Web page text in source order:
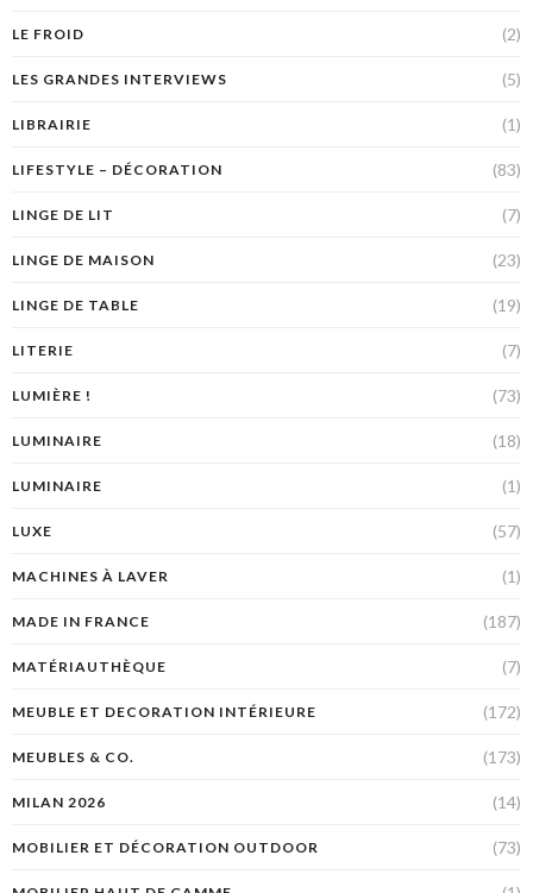
LE FROID (2)
LES GRANDES INTERVIEWS (5)
LIBRAIRIE (1)
LIFESTYLE – DÉCORATION (83)
LINGE DE LIT (7)
LINGE DE MAISON (23)
LINGE DE TABLE (19)
LITERIE (7)
LUMIÈRE ! (73)
LUMINAIRE (18)
LUMINAIRE (1)
LUXE (57)
MACHINES À LAVER (1)
MADE IN FRANCE (187)
MATÉRIAUTHÈQUE (7)
MEUBLE ET DECORATION INTÉRIEURE (172)
MEUBLES & CO. (173)
MILAN 2026 (14)
MOBILIER ET DÉCORATION OUTDOOR (73)